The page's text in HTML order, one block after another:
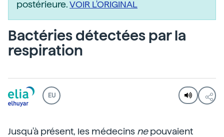
postérieure.VOIR L'ORIGINAL
Bactéries détectées par la
respiration
EU
Jusqu'à présent, les médecins nepouvaient